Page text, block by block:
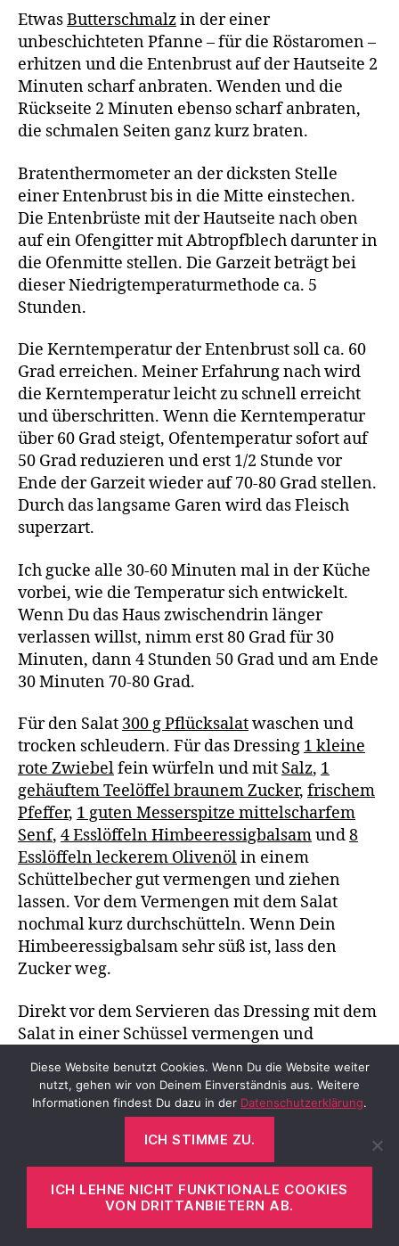
EtwasButterschmalzin der einer
unbeschichteten Pfanne – für die Röstaromen –
erhitzen und die Entenbrust auf der Hautseite 2
Minuten scharf anbraten. Wenden und die
Rückseite 2 Minuten ebenso scharf anbraten,
die schmalen Seiten ganz kurz braten.
Bratenthermometer an der dicksten Stelle
einer Entenbrust bis in die Mitte einstechen.
Die Entenbrüste mit der Hautseite nach oben
auf ein Ofengitter mit Abtropfblech darunter in
die Ofenmitte stellen. Die Garzeit beträgt bei
dieser Niedrigtemperaturmethode ca. 5
Stunden.
Die Kerntemperatur der Entenbrust soll ca. 60
Grad erreichen. Meiner Erfahrung nach wird
die Kerntemperatur leicht zu schnell erreicht
und überschritten. Wenn die Kerntemperatur
über 60 Grad steigt, Ofentemperatur sofort auf
50 Grad reduzieren und erst 1/2 Stunde vor
Ende der Garzeit wieder auf 70-80 Grad stellen.
Durch das langsame Garen wird das Fleisch
superzart.
Ich gucke alle 30-60 Minuten mal in der Küche
vorbei, wie die Temperatur sich entwickelt.
Wenn Du das Haus zwischendrin länger
verlassen willst, nimm erst 80 Grad für 30
Minuten, dann 4 Stunden 50 Grad und am Ende
30 Minuten 70-80 Grad.
Für den Salat 300 g Pflücksalatwaschen und
trocken schleudern. Für das Dressing 1 kleine
rote Zwiebelfein würfeln und mit Salz, 1
gehäuftem Teelöffel braunem Zucker, frischem
Pfeffer, 1 guten Messerspitze mittelscharfem
Senf, 4 Esslöffeln Himbeeressigbalsamund8
Esslöffeln leckerem Olivenölin einem
Schüttelbecher gut vermengen und ziehen
lassen. Vor dem Vermengen mit dem Salat
nochmal kurz durchschütteln. Wenn Dein
Himbeeressigbalsam sehr süß ist, lass den
Zucker weg.
Direkt vor dem Servieren das Dressing mit dem
Salat in einer Schüssel vermengen und
das Fleisch schon aus dem Ofen, das reicht an
Ruhezeit aus.250 g frische Himbeerenauf den
Tellern verteilen und das Fleisch neben dem
Salat anrichten. Wer mag, kann noch
geröstete Pinienkerneüber den Salat geben.
Dieses Mal habe ich für den Salat große
Pastateller ausgewählt, weil er sich darin beim
Essen bekleidungsfreundlich bändigen lässt.
Diese Website benutzt Cookies. Wenn Du die Website weiter
nutzt, gehen wir von Deinem Einverständnis aus. Weitere
Informationen findest Du dazu in der Datenschutzerklärung.
ICH STIMME ZU.
ICH LEHNE NICHT FUNKTIONALE COOKIES
VON DRITTANBIETERN AB.